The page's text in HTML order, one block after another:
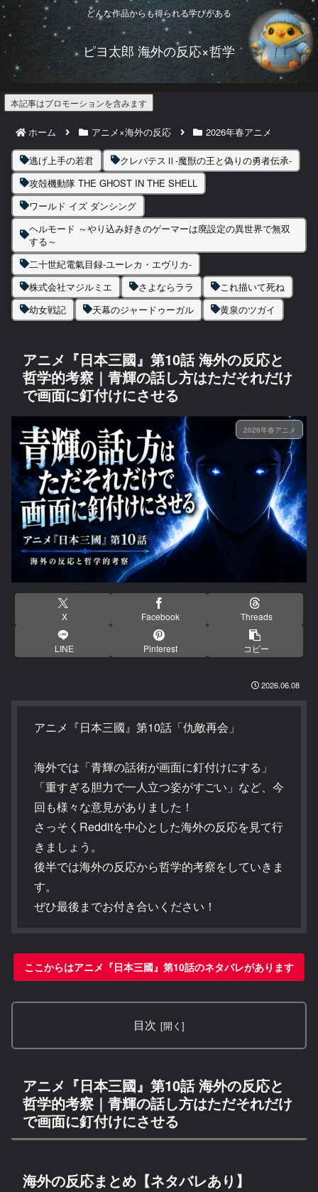
どんな作品からも得られる学びがある
ピヨ太郎 海外の反応×哲学
本記事はプロモーションを含みます
ホーム アニメ×海外の反応 2026年春アニメ
逃げ上手の若君
クレバテスⅡ-魔獣の王と偽りの勇者伝承-
攻殻機動隊 THE GHOST IN THE SHELL
ワールド イズ ダンシング
ヘルモード ～やり込み好きのゲーマーは廃設定の異世界で無双
する～
二十世紀電氣目録-ユーレカ・エヴリカ-
株式会社マジルミエ
さよならララ
これ描いて死ね
幼女戦記
天幕のジャードゥーガル 黄泉のツガイ
アニメ『日本三國』第10話 海外の反応と
哲学的考察｜青輝の話し方はただそれだけ
で画面に釘付けにさせる
2026年春アニメ
X Facebook Threads
LINE Pinterest コピー
2026.06.08
アニメ『日本三國』第10話「仇敵再会」
海外では「青輝の話術が画面に釘付けにする」
「重すぎる胆力で一人立つ姿がすごい」など、今
回も様々な意見がありました！
さっそくRedditを中心とした海外の反応を見て行
きましょう。
後半では海外の反応から哲学的考察をしていきま
す。
ぜひ最後までお付き合いください！
ここからはアニメ『日本三國』第10話のネタバレがあります
目次
アニメ『日本三國』第10話 海外の反応と
哲学的考察｜青輝の話し方はただそれだけ
で画面に釘付けにさせる
海外の反応まとめ【ネタバレあり】